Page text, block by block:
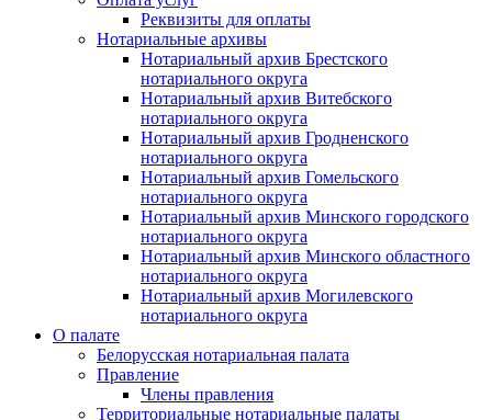
Реквизиты для оплаты
Нотариальные архивы
Нотариальный архив Брестского
нотариального округа
Нотариальный архив Витебского
нотариального округа
Нотариальный архив Гродненского
нотариального округа
Нотариальный архив Гомельского
нотариального округа
Нотариальный архив Минского городского
нотариального округа
Нотариальный архив Минского областного
нотариального округа
Нотариальный архив Могилевского
нотариального округа
О палате
Белорусская нотариальная палата
Правление
Члены правления
Территориальные нотариальные палаты